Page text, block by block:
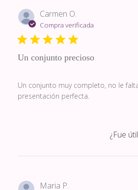
Carmen O.
Compra verificada
Un conjunto precioso
Un conjunto muy completo, no le
presentación perfecta.
¿Fue
Maria P.